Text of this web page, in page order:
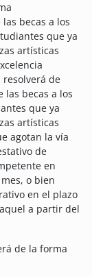
becas a los
que ya
artísticas
de
las becas a los
que ya
artísticas
agotan la vía
de
en
o bien
en el plazo
a partir del
de la forma